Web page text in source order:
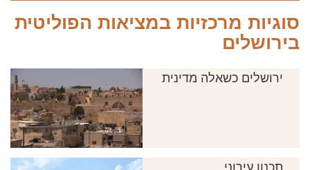
סוגיות מרכזיות במציאות הפוליטית
בירושלים
ירושלים כשאלה מדינית
תכנון עירוני